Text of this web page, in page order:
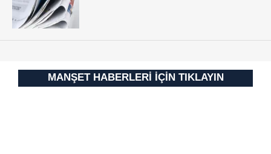
MANŞET HABERLERİ İÇİN TIKLAYIN